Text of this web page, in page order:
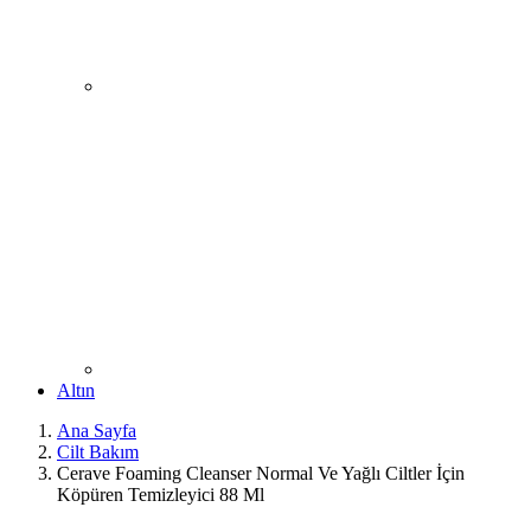
Altın
Ana Sayfa
Cilt Bakım
Cerave Foaming Cleanser Normal Ve Yağlı Ciltler İçin
Köpüren Temizleyici 88 Ml